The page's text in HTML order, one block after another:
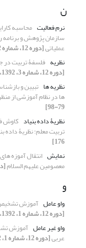
ن
نرم فعالیت محاسبه
سازمان پژوهش و برنامه
عملیاتی[دوره 12، شماره 2، 1392، صفحه 51-78]
نظریه فلسفۀ تربیت در
[دوره 12، شماره 3، 1392، صفحه 7-25]
نظریه ها تبیین و
ها در نظام آموزشی از
79-98]
نظریۀ داده بنیاد کاوش
تربیت معلم: نظریۀ داده
176]
نمایش انتقال آموزه
معصومین علیهم السلام[دوره
و
واو عامل آموزش
[دوره 12، شماره 1، 1392، صفحه 85-98]
واو غیر عامل آموزش
عربی[دوره 12، شماره 1، 1392، صفحه 85-98]